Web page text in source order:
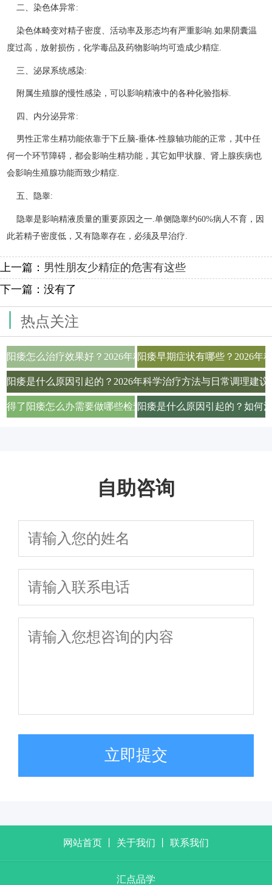
二、染色体异常:
染色体畸变对精子密度、活动率及形态均有严重影响.如果阴囊温
度过高，放射损伤，化学毒品及药物影响均可造成少精症.
三、泌尿系统感染:
附属生殖腺的慢性感染，可以影响精液中的各种化验指标.
四、内分泌异常:
男性正常生精功能依靠于下丘脑-垂体-性腺轴功能的正常，其中任
何一个环节障碍，都会影响生精功能，其它如甲状腺、肾上腺疾病也
会影响生殖腺功能而致少精症.
五、隐睾:
隐睾是影响精液质量的重要原因之一.单侧隐睾约60%病人不育，因
此若精子密度低，又有隐睾存在，必须及早治疗.
上一篇： 男性朋友少精症的危害有这些
下一篇：没有了
| 热点关注
阳痿怎么治疗效果好？2026年科学用药与生活调理全攻略
阳痿早期症状有哪些？2026年
阳痿是什么原因引起的？2026年科学治疗方法与日常调理建议
得了阳痿怎么办需要做哪些检查项目才能确诊阳痿是什么原因引起的？如何
自助咨询
立即提交
网站首页 关于我们 联系我们
汇点品学